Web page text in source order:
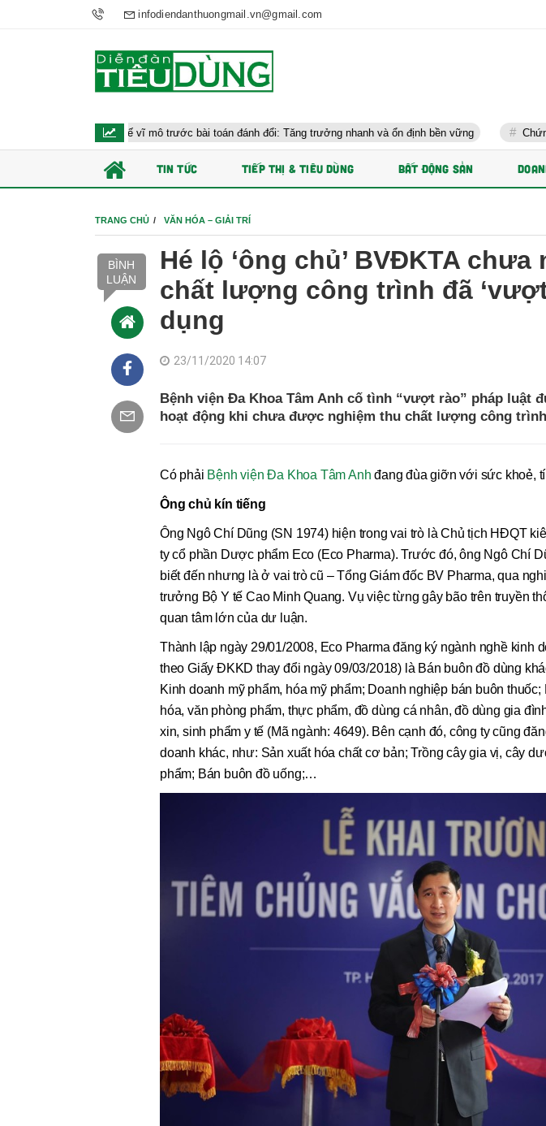
infodiendanthuongmail.vn@gmail.com
kinh tế vĩ mô trước bài toán đánh đổi: Tăng trưởng nhanh và ổn định bền vững Chứng khoán Kafi
TIN TỨC TIẾP THỊ & TIÊU DÙNG BẤT ĐỘNG SẢN
TRANG CHỦ VĂN HÓA – GIẢI TRÍ
BÌNH
LUẬN
Hé lộ ‘ông chủ’ BVĐKTA chưa
chất lượng công trình đã
dụng
23/11/2020 14:07
Bệnh viện Đa Khoa Tâm Anh cố tình “vượt rào” pháp luật
hoạt động khi chưa được nghiệm thu chất lượng công
Có phải Bệnh viện Đa Khoa Tâm Anhđang đùa giỡn với sức khoẻ,
Ông chủ kín tiếng
Ông Ngô Chí Dũng (SN 1974) hiện trong vai trò là Chủ tịch HĐQT
ty cổ phần Dược phẩm Eco (Eco Pharma). Trước đó, ông Ngô Chí
biết đến nhưng là ở vai trò cũ – Tổng Giám đốc BV Pharma, qua
trưởng Bộ Y tế Cao Minh Quang. Vụ việc từng gây bão trên truyền
quan tâm lớn của dư luận.
Thành lập ngày 29/01/2008, Eco Pharma đăng ký ngành nghề kinh
theo Giấy ĐKKD thay đổi ngày 09/03/2018) là Bán buôn đồ dùng
Kinh doanh mỹ phẩm, hóa mỹ phẩm; Doanh nghiệp bán buôn
hóa, văn phòng phẩm, thực phẩm, đồ dùng cá nhân, đồ dùng gia
xin, sinh phẩm y tế (Mã ngành: 4649). Bên cạnh đó, công ty cũng
doanh khác, như: Sản xuất hóa chất cơ bản; Trồng cây gia vị, cây
phẩm; Bán buôn đồ uống;…